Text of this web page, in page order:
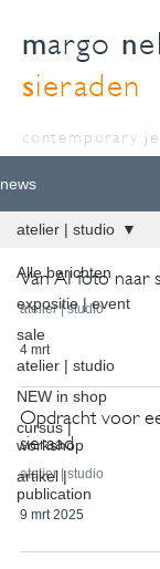
margo n
sieraden
contemporary
news
Alle berichten
expositie | event
sale
atelier | studio
NEW in shop
cursus |
workshop
artikel |
publication
atelier | studio
Van AI foto naar
atelier | studio
4 mrt
Opdracht voor
sieraad
atelier | studio
9 mrt 2025